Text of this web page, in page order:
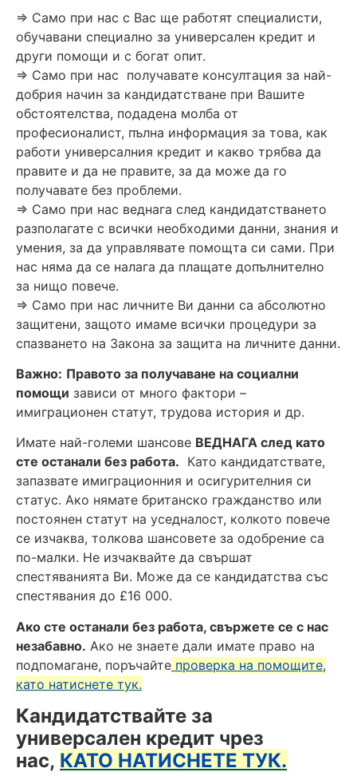
=> Само при нас с Вас ще работят специалисти,
обучавани специално за универсален кредит и
други помощи и с богат опит.
=> Само при нас получавате консултация за най-
добрия начин за кандидатстване при Вашите
обстоятелства, подадена молба от
професионалист, пълна информация за това, как
работи универсалния кредит и какво трябва да
правите и да не правите, за да може да го
получавате без проблеми.
=> Само при нас веднага след кандидатстването
разполагате с всички необходими данни, знания и
умения, за да управлявате помощта си сами. При
нас няма да се налага да плащате допълнително
за нищо повече.
=> Само при нас личните Ви данни са абсолютно
защитени, защото имаме всички процедури за
спазването на Закона за защита на личните данни.
Важно: Правото за получаване на социални
помощи зависи от много фактори –
имиграционен статут, трудова история и др.
Имате най-големи шансове ВЕДНАГА след като
сте останали без работа. Като кандидатствате,
запазвате имиграционния и осигурителния си
статус. Ако нямате британско гражданство или
постоянен статут на уседналост, колкото повече
се изчаква, толкова шансовете за одобрение са
по-малки. Не изчаквайте да свършат
спестяванията Ви. Може да се кандидатства със
спестявания до £16 000.
Ако сте останали без работа, свържете се с нас
незабавно. Ако не знаете дали имате право на
подпомагане, поръчайте проверка на помощите,
като натиснете тук.
Кандидатствайте за
универсален кредит чрез
нас, КАТО НАТИСНЕТЕ ТУК.